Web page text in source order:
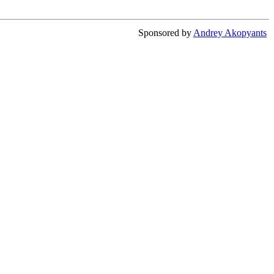
Sponsored by Andrey Akopyants